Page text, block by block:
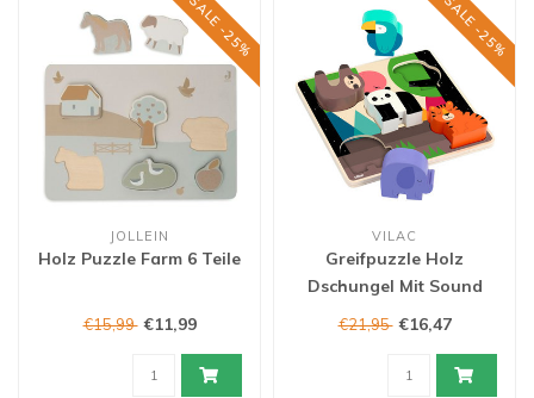
SALE -25%
JOLLEIN
Holz Puzzle Farm 6 Teile
€15,99 €11,99
SALE -25%
VILAC
Greifpuzzle Holz
Dschungel Mit Sound
€21,95 €16,47